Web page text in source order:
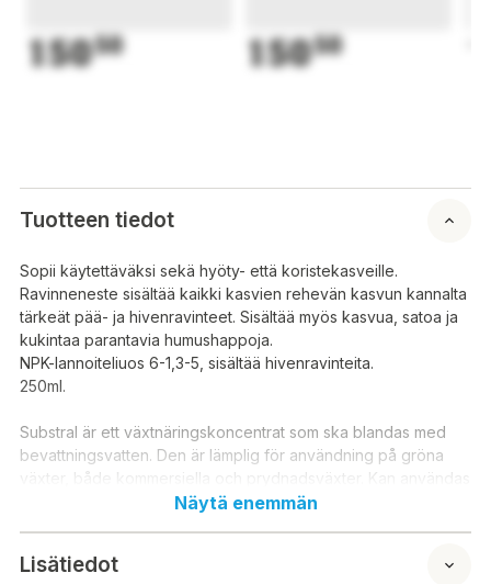
15050 15050
Tuotteen tiedot
Sopii käytettäväksi sekä hyöty- että koristekasveille.
Ravinneneste sisältää kaikki kasvien rehevän kasvun kannalta
tärkeät pää- ja hivenravinteet. Sisältää myös kasvua, satoa ja
kukintaa parantavia humushappoja.
NPK-lannoiteliuos 6-1,3-5, sisältää hivenravinteita.
250ml.
Substral är ett växtnäringskoncentrat som ska blandas med
bevattningsvatten. Den är lämplig för användning på gröna
växter, både kommersiella och prydnadsväxter. Kan användas
i krukor, odlingsbäddar och rabatter. Näringsvätskan
förbättrar tillväxt, avkastning och blomning. Växterna kan
Näytä enemmän
Lisätiedot